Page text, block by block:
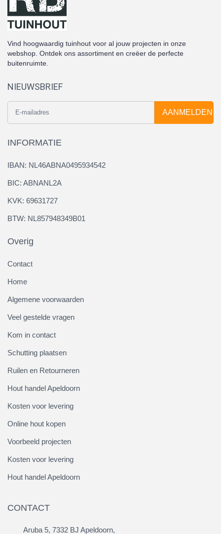
Vind hoogwaardig tuinhout voor al jouw projecten in onze
webshop. Ontdek ons assortiment en creëer de perfecte
buitenruimte.
NIEUWSBRIEF
AANMELDEN
INFORMATIE
IBAN: NL46ABNA0495934542
BIC: ABNANL2A
KVK: 69631727
BTW: NL857948349B01
Overig
Contact
Home
Algemene voorwaarden
Veel gestelde vragen
Kom in contact
Schutting plaatsen
Ruilen en Retourneren
Hout handel Apeldoorn
Kosten voor levering
Online hout kopen
Voorbeeld projecten
Kosten voor levering
Hout handel Apeldoorn
CONTACT
Aruba 5, 7332 BJ Apeldoorn,